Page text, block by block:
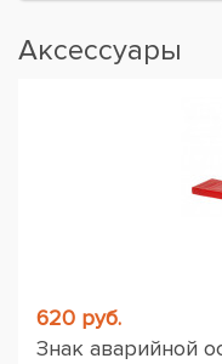
Аксессуары
620 руб.
Знак аварийной